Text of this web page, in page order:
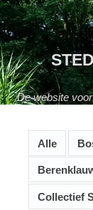
De website
Alle
Collectief